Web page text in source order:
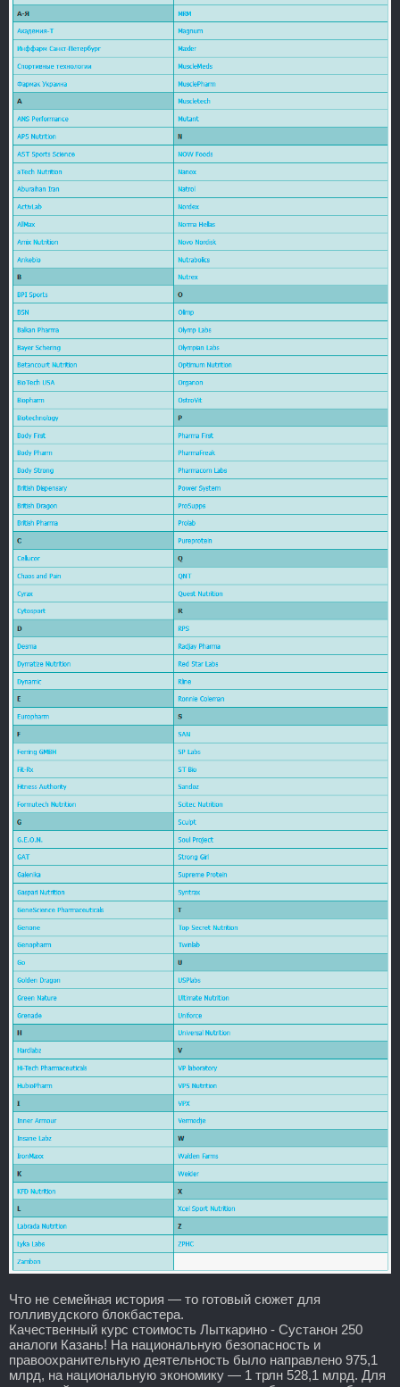
Что не семейная история — то готовый сюжет для
голливудского блокбастера.
Качественный курс стоимость Лыткарино - Сустанон 250
аналоги Казань! На национальную безопасность и
правоохранительную деятельность было направлено 975,1
млрд, на национальную экономику — 1 трлн 528,1 млрд. Для